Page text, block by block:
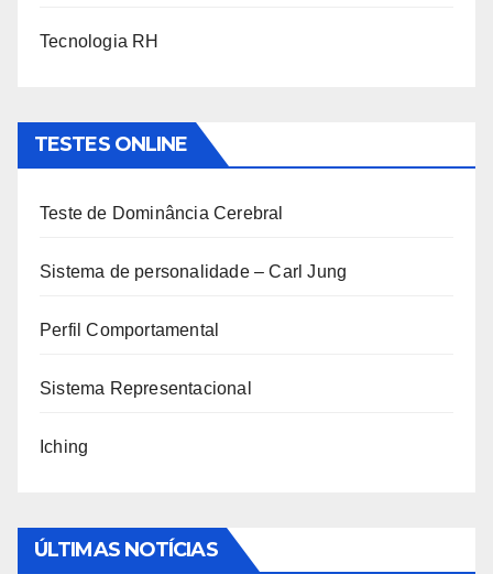
Tecnologia RH
TESTES ONLINE
Teste de Dominância Cerebral
Sistema de personalidade – Carl Jung
Perfil Comportamental
Sistema Representacional
Iching
ÚLTIMAS NOTÍCIAS